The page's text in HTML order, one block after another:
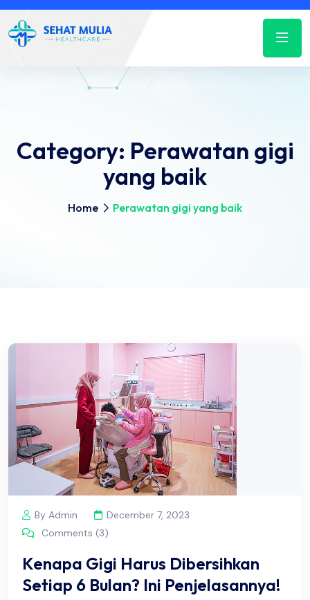
Category: Perawatan gigi
yang baik
Home Perawatan gigi yang baik
By Admin
December 7, 2023
Comments (3)
Kenapa Gigi Harus Dibersihkan
Setiap 6 Bulan? Ini Penjelasannya!